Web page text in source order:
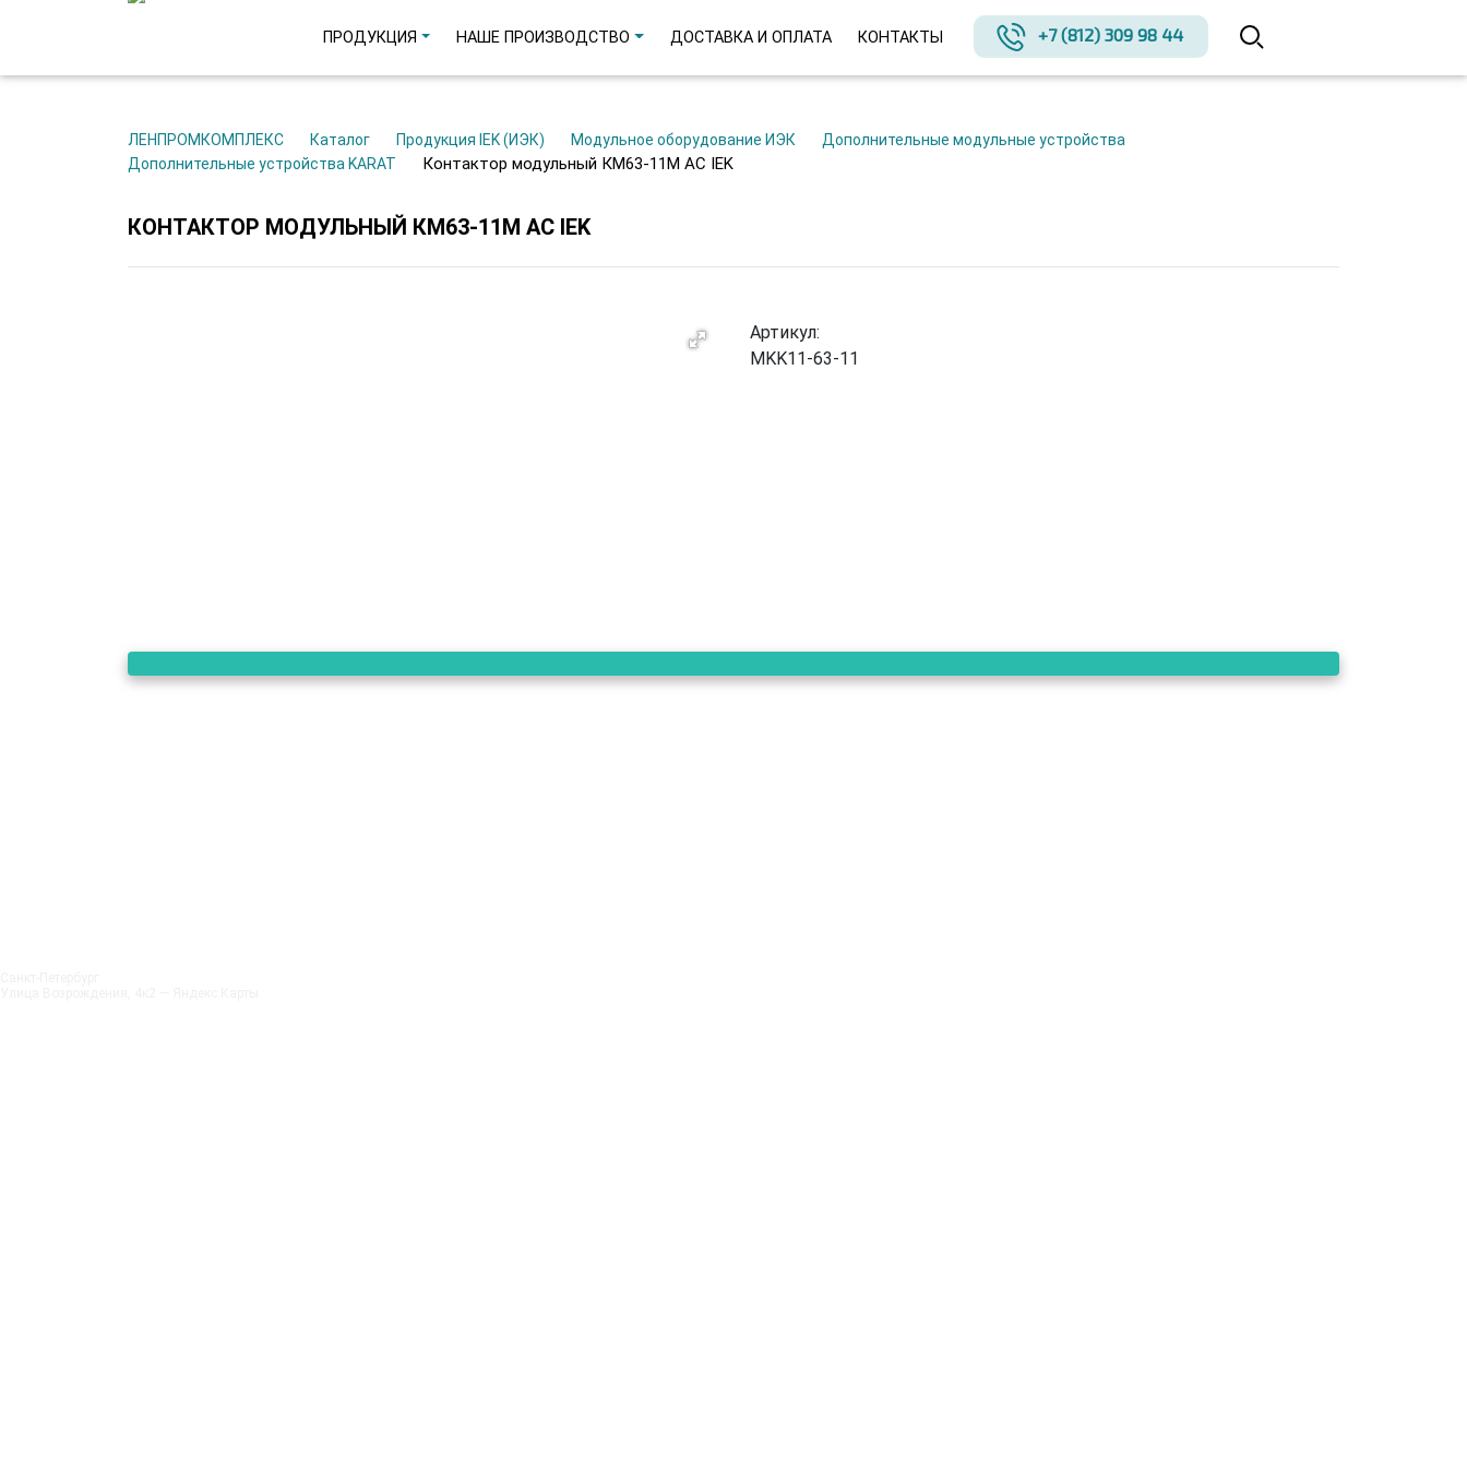
ПРОДУКЦИЯ НАШЕ ПРОИЗВОДСТВО ДОСТАВКА И ОПЛАТА КОНТАКТЫ +7 (812) 309 98 44
ЛЕНПРОМКОМПЛЕКС Каталог Продукция IEK (ИЭК) Модульное оборудование ИЭК
Дополнительные модульные устройства
Дополнительные устройства KARAT
Контактор модульный КМ63-11М AC IEK
КОНТАКТОР МОДУЛЬНЫЙ КМ63-11М AC IEK
Артикул:
MKK11-63-11